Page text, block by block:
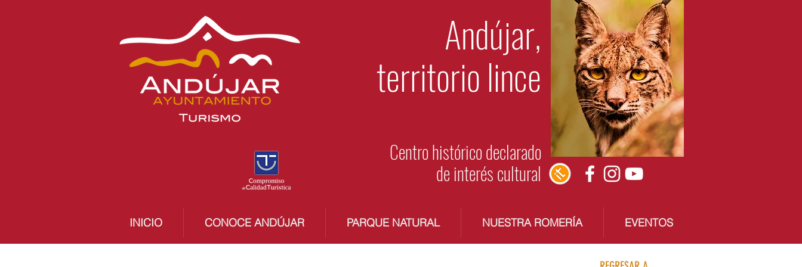
Andújar,
territorio lince
Centro histórico declarado
de interés cultural
INICIO CONOCE ANDÚJAR PARQUE NATURAL NUESTRA ROMERÍA EVENTOS